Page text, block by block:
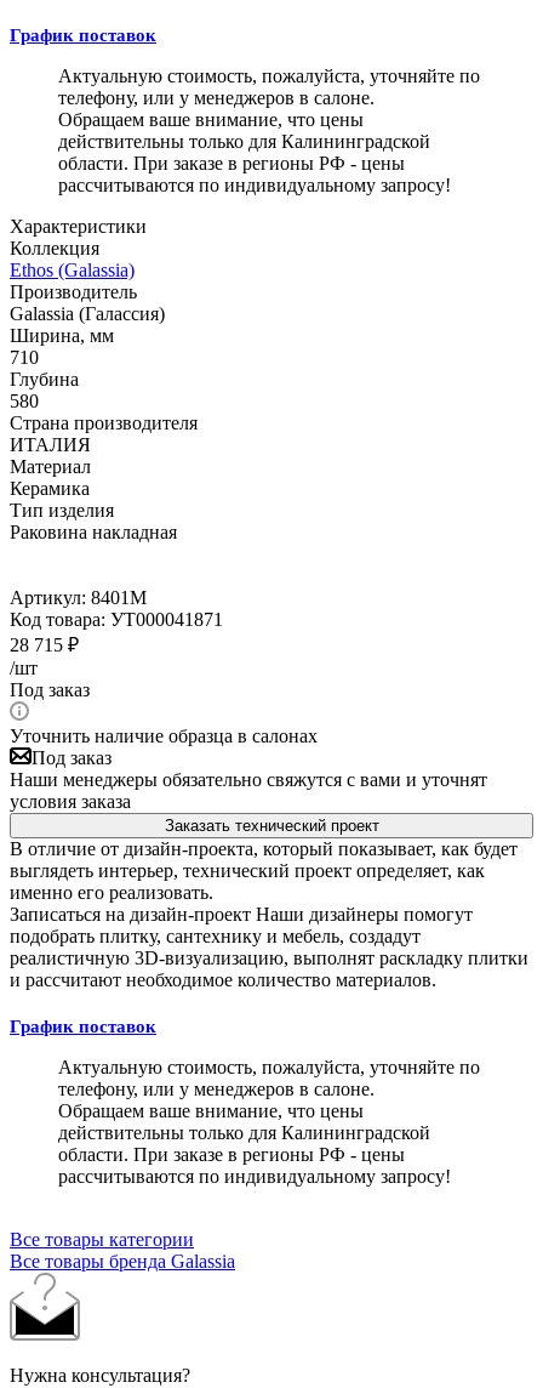
График поставок
Актуальную стоимость, пожалуйста, уточняйте по
телефону, или у менеджеров в салоне.
Обращаем ваше внимание, что цены
действительны только для Калининградской
области. При заказе в регионы РФ - цены
рассчитываются по индивидуальному запросу!
Характеристики
Коллекция
Ethos (Galassia)
Производитель
Galassia (Галассия)
Ширина, мм
710
Глубина
580
Страна производителя
ИТАЛИЯ
Материал
Керамика
Тип изделия
Раковина накладная
Артикул: 8401М
Код товара: УТ000041871
28 715 ₽
/шт
Под заказ
Уточнить наличие образца в салонах
Под заказ
Наши менеджеры обязательно свяжутся с вами и уточнят
условия заказа
Заказать технический проект
В отличие от дизайн-проекта, который показывает, как будет
выглядеть интерьер, технический проект определяет, как
именно его реализовать.
Записаться на дизайн-проект Наши дизайнеры помогут
подобрать плитку, сантехнику и мебель, создадут
реалистичную 3D-визуализацию, выполнят раскладку плитки
и рассчитают необходимое количество материалов.
График поставок
Актуальную стоимость, пожалуйста, уточняйте по
телефону, или у менеджеров в салоне.
Обращаем ваше внимание, что цены
действительны только для Калининградской
области. При заказе в регионы РФ - цены
рассчитываются по индивидуальному запросу!
Все товары категории
Все товары бренда Galassia
Нужна консультация?